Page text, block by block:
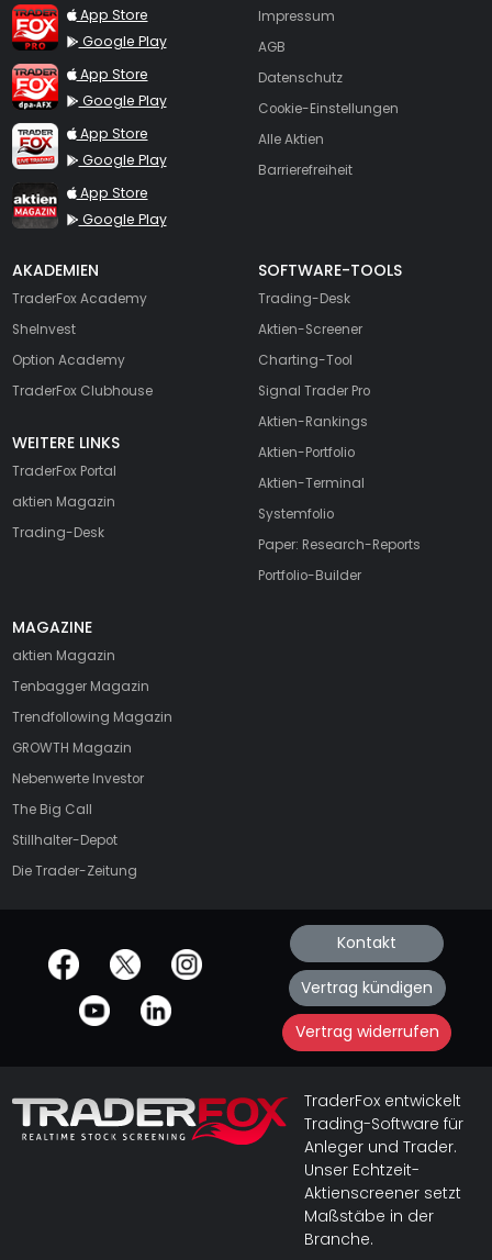
TraderFox Pro
App Store
Google Play
TraderFox dpa-AFX ProFeed
App Store
Google Play
TraderFox Live Trading
App Store
Google Play
TraderFox aktien Magazin
App Store
Google Play
Impressum
AGB
Datenschutz
Cookie-Einstellungen
Alle Aktien
Barrierefreiheit
AKADEMIEN
TraderFox Academy
SheInvest
Option Academy
TraderFox Clubhouse
WEITERE LINKS
TraderFox Portal
aktien Magazin
Trading-Desk
SOFTWARE-TOOLS
Trading-Desk
Aktien-Screener
Charting-Tool
Signal Trader Pro
Aktien-Rankings
Aktien-Portfolio
Aktien-Terminal
Systemfolio
Paper: Research-Reports
Portfolio-Builder
MAGAZINE
aktien Magazin
Tenbagger Magazin
Trendfollowing Magazin
GROWTH Magazin
Nebenwerte Investor
The Big Call
Stillhalter-Depot
Die Trader-Zeitung
offizielle Social Media-Accounts Kontakt
Vertrag kündigen
Vertrag widerrufen
TraderFox entwickelt
Trading-Software für
Anleger und Trader.
Unser Echtzeit-
Aktienscreener setzt
Maßstäbe in der
Branche.